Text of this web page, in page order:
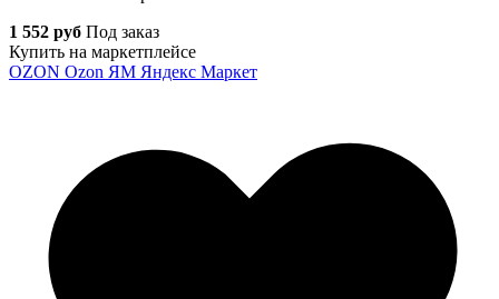
1 552 руб Под заказ
Купить на маркетплейсе
OZON Ozon ЯМ Яндекс Маркет